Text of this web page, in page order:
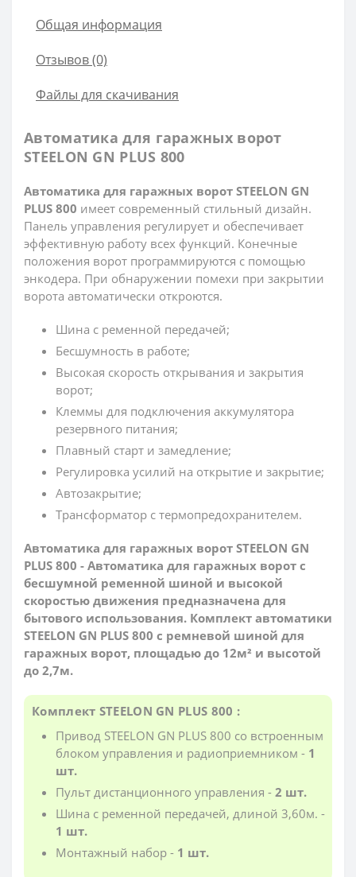
Общая информация
Отзывов (0)
Файлы для скачивания
Автоматика для гаражных ворот
STEELON GN PLUS 800
Автоматика для гаражных ворот STEELON GN
PLUS 800 имеет современный стильный дизайн.
Панель управления регулирует и обеспечивает
эффективную работу всех функций. Конечные
положения ворот программируются с помощью
энкодера. При обнаружении помехи при закрытии
ворота автоматически откроются.
Шина с ременной передачей;
Бесшумность в работе;
Высокая скорость открывания и закрытия
ворот;
Клеммы для подключения аккумулятора
резервного питания;
Плавный старт и замедление;
Регулировка усилий на открытие и закрытие;
Автозакрытие;
Трансформатор с термопредохранителем.
Автоматика для гаражных ворот STEELON GN
PLUS 800 - Автоматика для гаражных ворот с
бесшумной ременной шиной и высокой
скоростью движения предназначена для
бытового использования. Комплект автоматики
STEELON GN PLUS 800 с ремневой шиной для
гаражных ворот, площадью до 12м² и высотой
до 2,7м.
Комплект STEELON GN PLUS 800 :
Привод STEELON GN PLUS 800 со встроенным
блоком управления и радиоприемником - 1
шт.
Пульт дистанционного управления - 2 шт.
Шина с ременной передачей, длиной 3,60м. -
1 шт.
Монтажный набор - 1 шт.